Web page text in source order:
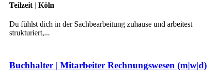
Teilzeit | Köln
Du fühlst dich in der Sachbearbeitung zuhause und arbeitest
strukturiert,...
Buchhalter | Mitarbeiter Rechnungswesen (m|w|d)